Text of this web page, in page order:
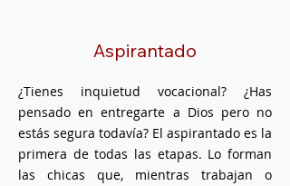
Aspirantado
¿Tienes inquietud vocacional? ¿Has
pensado en entregarte a Dios pero no
estás segura todavía? El aspirantado es la
primera de todas las etapas. Lo forman
las chicas que, mientras trabajan o